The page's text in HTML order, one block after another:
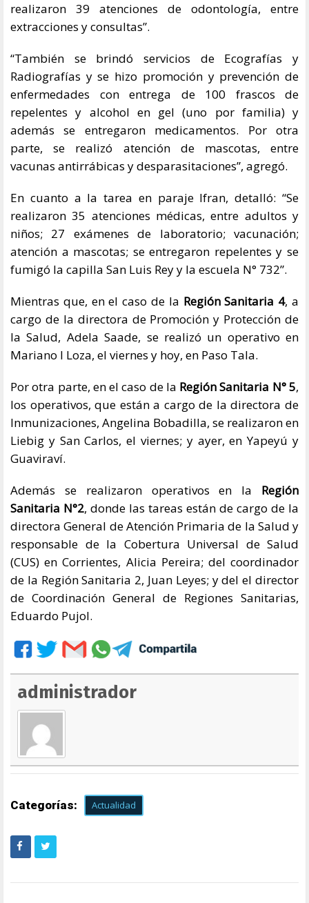
realizaron 39 atenciones de odontología, entre
extracciones y consultas”.
“También se brindó servicios de Ecografías y
Radiografías y se hizo promoción y prevención de
enfermedades con entrega de 100 frascos de
repelentes y alcohol en gel (uno por familia) y
además se entregaron medicamentos. Por otra
parte, se realizó atención de mascotas, entre
vacunas antirrábicas y desparasitaciones”, agregó.
En cuanto a la tarea en paraje Ifran, detalló: “Se
realizaron 35 atenciones médicas, entre adultos y
niños; 27 exámenes de laboratorio; vacunación;
atención a mascotas; se entregaron repelentes y se
fumigó la capilla San Luis Rey y la escuela N° 732”.
Mientras que, en el caso de la Región Sanitaria 4, a
cargo de la directora de Promoción y Protección de
la Salud, Adela Saade, se realizó un operativo en
Mariano I Loza, el viernes y hoy, en Paso Tala.
Por otra parte, en el caso de la Región Sanitaria N° 5,
los operativos, que están a cargo de la directora de
Inmunizaciones, Angelina Bobadilla, se realizaron en
Liebig y San Carlos, el viernes; y ayer, en Yapeyú y
Guaviraví.
Además se realizaron operativos en la Región
Sanitaria N°2, donde las tareas están de cargo de la
directora General de Atención Primaria de la Salud y
responsable de la Cobertura Universal de Salud
(CUS) en Corrientes, Alicia Pereira; del coordinador
de la Región Sanitaria 2, Juan Leyes; y del el director
de Coordinación General de Regiones Sanitarias,
Eduardo Pujol.
administrador
Categorías: Actualidad